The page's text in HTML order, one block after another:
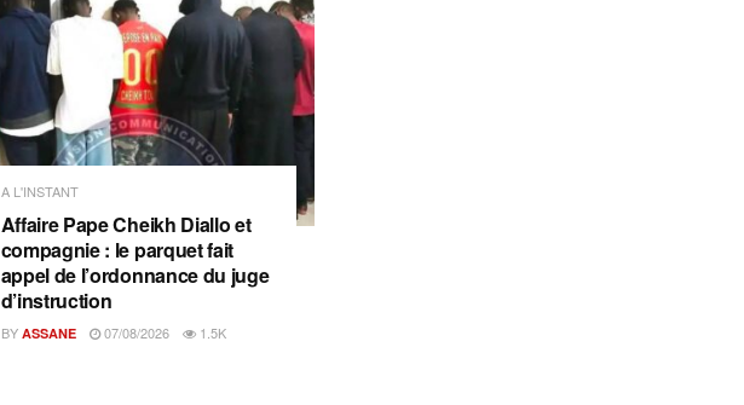
A L'INSTANT
Affaire Pape Cheikh Diallo et
compagnie : le parquet fait
appel de l’ordonnance du juge
d’instruction
BY ASSANE 07/08/2026 1.5K